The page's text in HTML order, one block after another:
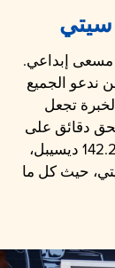
إبداعي.
ندعو الجميع
تجعل
دقائق على
الطبق، والتشجيع الحقيقي للفريق يتطلب 142.2 ديسيبل،
حيث كل ما